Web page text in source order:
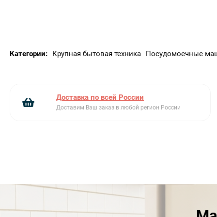
Категории: Крупная бытовая техника Посудомоечные
Доставка по всей России
Доставим Ваш заказ в любой регион России